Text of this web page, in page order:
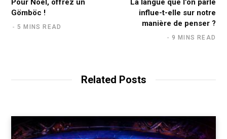
Pour Noël, offrez un
Gömböc !
5 MINS READ
La langue que l’on parle
influe-t-elle sur notre
manière de penser ?
9 MINS READ
Related Posts